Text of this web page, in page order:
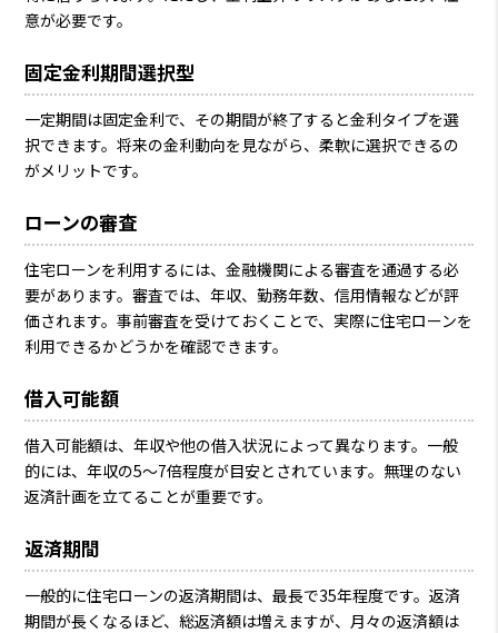
意が必要です。
固定金利期間選択型
一定期間は固定金利で、その期間が終了すると金利タイプを選
択できます。将来の金利動向を見ながら、柔軟に選択できるの
がメリットです。
ローンの審査
住宅ローンを利用するには、金融機関による審査を通過する必
要があります。審査では、年収、勤務年数、信用情報などが評
価されます。事前審査を受けておくことで、実際に住宅ローンを
利用できるかどうかを確認できます。
借入可能額
借入可能額は、年収や他の借入状況によって異なります。一般
的には、年収の5〜7倍程度が目安とされています。無理のない
返済計画を立てることが重要です。
返済期間
一般的に住宅ローンの返済期間は、最長で35年程度です。返済
期間が長くなるほど、総返済額は増えますが、月々の返済額は